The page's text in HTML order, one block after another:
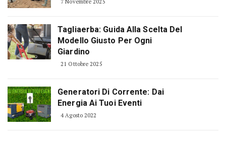
7 Novembre 2025
Tagliaerba: Guida Alla Scelta Del
Modello Giusto Per Ogni
Giardino
21 Ottobre 2025
Generatori Di Corrente: Dai
Energia Ai Tuoi Eventi
4 Agosto 2022